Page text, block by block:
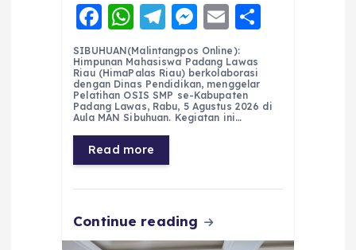
F
a
c
e
b
o
o
k
W
h
a
ts
A
p
p
T
el
e
g
r
a
m
M
e
ss
e
n
E
m
ai
l
re
SIBUHUAN(Malintangpos Online):
Himpunan Mahasiswa Padang Lawas
Riau (HimaPalas Riau) berkolaborasi
dengan Dinas Pendidikan, menggelar
Pelatihan OSIS SMP se-Kabupaten
Padang Lawas, Rabu, 5 Agustus 2026 di
Aula MAN Sibuhuan. Kegiatan ini…
Read more
Continue reading